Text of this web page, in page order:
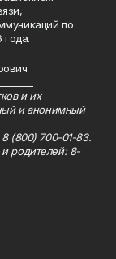
по
года.
и их
и анонимный
(800) 700-01-83.
родителей: 8-